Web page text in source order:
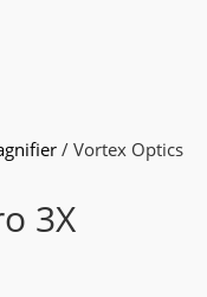
/ Vortex Optics
3X